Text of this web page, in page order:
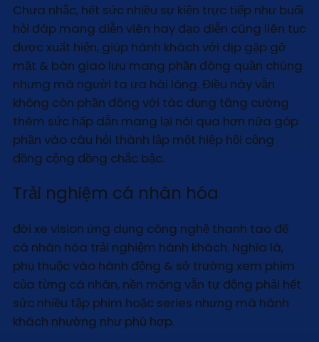
Chưa nhắc, hết sức nhiều sự kiện trực tiếp như buổi
hỏi đáp mang diễn viên hay đạo diễn cũng liên tục
được xuất hiện, giúp hành khách với dịp gặp gỡ
mặt & bàn giao lưu mang phần đông quần chúng
nhưng mà người ta ưa hài lòng. Điều này vẫn
không còn phần đông với tác dụng tăng cường
thêm sức hấp dẫn mang lại nói qua hơn nữa góp
phần vào câu hỏi thành lập một hiệp hội cộng
đồng cộng đồng chắc bậc.
Trải nghiệm cá nhân hóa
đời xe vision ứng dụng công nghệ thanh tao để
cá nhân hóa trải nghiệm hành khách. Nghĩa là,
phụ thuộc vào hành động & sở trường xem phim
của từng cá nhân, nền móng vẫn tự động phải hết
sức nhiều tập phim hoặc series nhưng mà hành
khách nhường như phù hợp.